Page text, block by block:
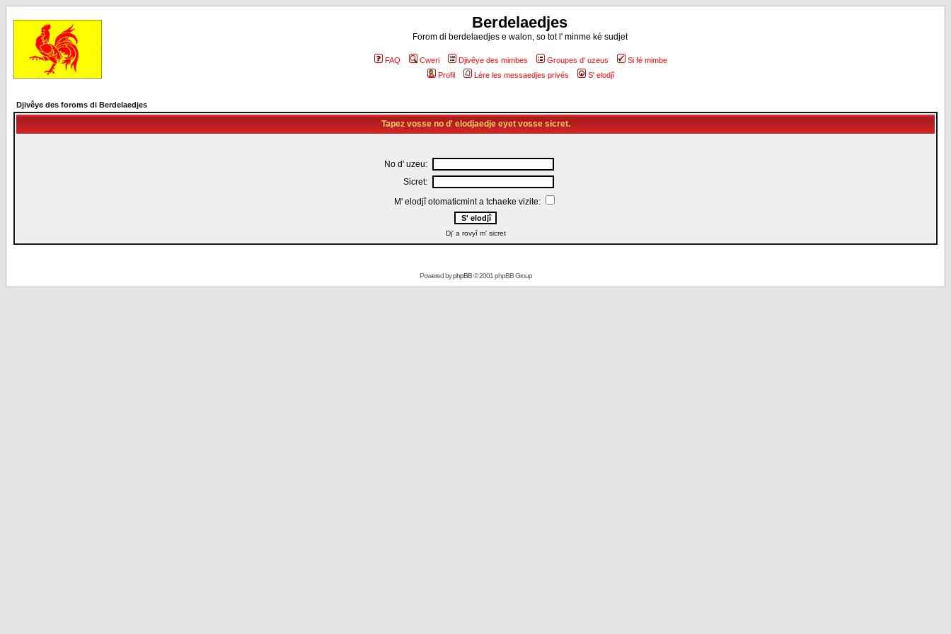
Berdelaedjes
Forom di berdelaedjes e walon, so tot l' minme ké sudjet
FAQ Cweri Djivêye des mimbes Groupes d' uzeus
Si fé mimbe
Profil
Lére les messaedjes privés S' elodjî
Djivêye des foroms di Berdelaedjes
Tapez vosse no d' elodjaedje eyet vosse sicret.
No d' uzeu:
Sicret:
M' elodjî otomaticmint a tchaeke vizite:
Dj' a rovyî m' sicret
Powered byphpBB© 2001 phpBB Group